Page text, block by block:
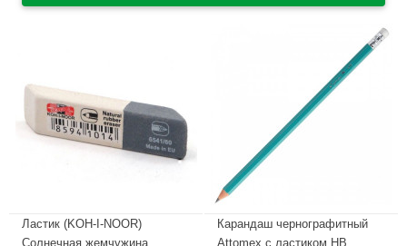
Ластик (KOH-I-NOOR)
Солнечная жемчужина
Карандаш чернографитный
Attomex с ластиком НВ